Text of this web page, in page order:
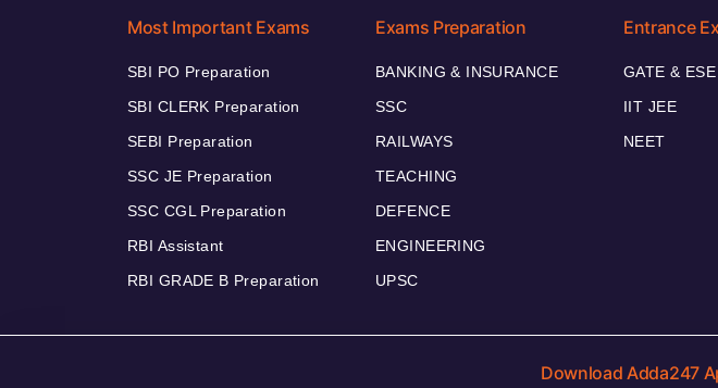
Most Important Exams
SBI PO Preparation
SBI CLERK Preparation
SEBI Preparation
SSC JE Preparation
SSC CGL Preparation
RBI Assistant
RBI GRADE B Preparation
Exams Preparation
BANKING & INSURANCE
SSC
RAILWAYS
TEACHING
DEFENCE
ENGINEERING
UPSC
Entrance
GATE & ESE
IIT JEE
NEET
Download Adda247